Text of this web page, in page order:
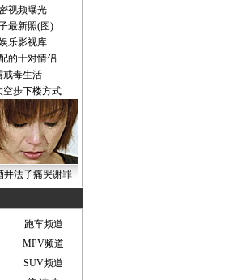
视频曝光
最新照(图)
乐影视库
的十对情侣
戒毒生活
空步下楼方式
井法子痛哭谢罪
跑车频道
MPV频道
SUV频道